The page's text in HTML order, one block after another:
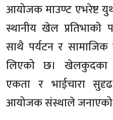
आयोजक माउण्ट एभरेष्ट
स्थानीय खेल प्रतिभाको
साथै पर्यटन र सामाजिक
लिएको छ। खेलकुदका
एकता र भाईचारा
आयोजक संस्थाले